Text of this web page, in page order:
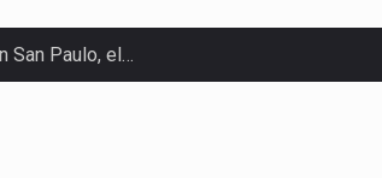
San Paulo, el…
la…